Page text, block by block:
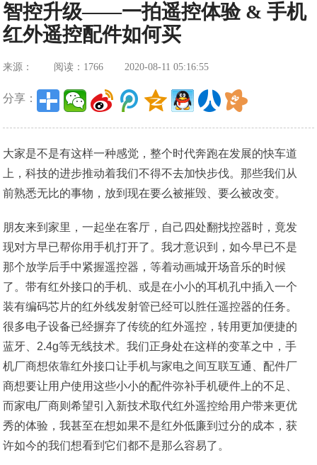
智控升级——一拍遥控体验 & 手机
红外遥控配件如何买
来源： 阅读：1766 2020-08-11 05:16:55
分享：
大家是不是有这样一种感觉，整个时代奔跑在发展的快车道
上，科技的进步推动着我们不得不去加快步伐。那些我们从
前熟悉无比的事物，放到现在要么被摧毁、要么被改变。
朋友来到家里，一起坐在客厅，自己四处翻找控器时，竟发
现对方早已帮你用手机打开了。我才意识到，如今早已不是
那个放学后手中紧握遥控器，等着动画城开场音乐的时候
了。带有红外接口的手机、或是在小小的耳机孔中插入一个
装有编码芯片的红外线发射管已经可以胜任遥控器的任务。
很多电子设备已经摒弃了传统的红外遥控，转用更加便捷的
蓝牙、2.4g等无线技术。我们正身处在这样的变革之中，手
机厂商想依靠红外接口让手机与家电之间互联互通、配件厂
商想要让用户使用这些小小的配件弥补手机硬件上的不足、
而家电厂商则希望引入新技术取代红外遥控给用户带来更优
秀的体验，我甚至在想如果不是红外低廉到过分的成本，获
许如今的我们想看到它们都不是那么容易了。